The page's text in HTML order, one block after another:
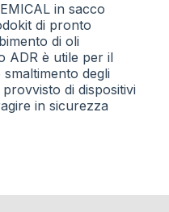
in sacco
di pronto
di oli
ADR è utile per il
degli
di dispositivi
in sicurezza